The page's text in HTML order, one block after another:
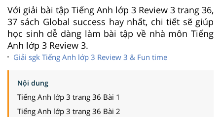
Với giải bài tập Tiếng Anh lớp 3 Review 3 trang 36,
37 sách Global success hay nhất, chi tiết sẽ giúp
học sinh dễ dàng làm bài tập về nhà môn Tiếng
Anh lớp 3 Review 3.
Giải sgk Tiếng Anh lớp 3 Review 3 & Fun time
Nội dung
Tiếng Anh lớp 3 trang 36 Bài 1
Tiếng Anh lớp 3 trang 36 Bài 2